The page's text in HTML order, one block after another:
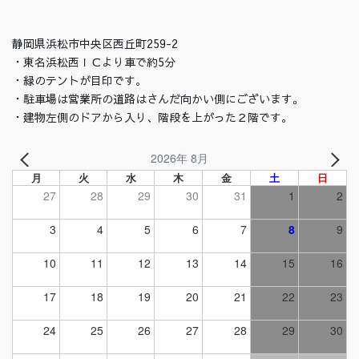
静岡県浜松市中央区西丘町259-2
・東名浜松西ＩＣより車で約5分
・緑のテントが目印です。
・駐車場は営業所の道路はさんだ向かい側にございます。
・建物左側のドアから入り、階段を上がった２階です。
2026年 8月
月 火 水 木 金 土 日
27 28 29 30 31 1 2
3 4 5 6 7 8 9
10 11 12 13 14 15 16
17 18 19 20 21 22 23
24 25 26 27 28 29 30